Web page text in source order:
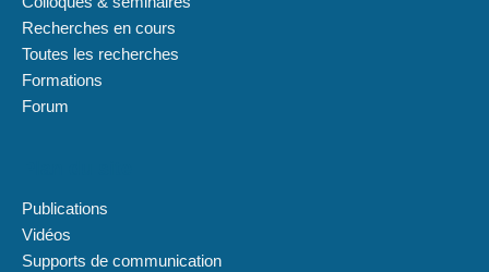
Recherches en cours
Toutes les recherches
Formations
Forum
Publications
Vidéos
Supports de communication